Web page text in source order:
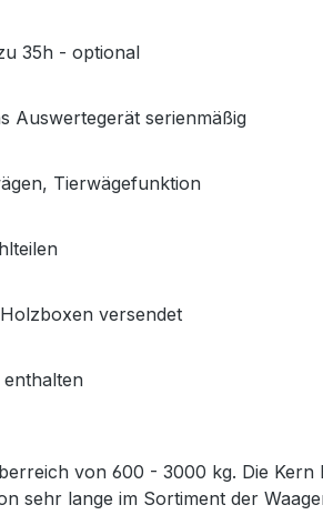
35h - optional
Auswertegerät serienmäßig
Tierwägefunktion
versendet
von 600 - 3000 kg. Die Kern
sehr lange im Sortiment der